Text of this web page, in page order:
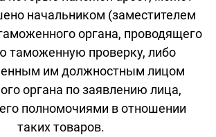
начальником (заместителем
органа, проводящего
таможенную проверку, либо
им должностным лицом
органа по заявлению лица,
полномочиями в отношении
таких товаров.